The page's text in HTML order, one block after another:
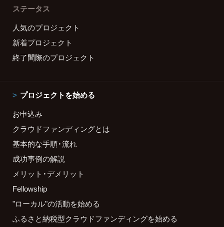
ステータス
人気のプロジェクト
新着プロジェクト
終了間際のプロジェクト
プロジェクトを始める
お申込み
クラウドファンディングとは
基本的な手順・流れ
成功事例の解説
メリット・デメリット
Fellowship
"ローカル"の活動を始める
ふるさと納税型クラウドファンディングを始める